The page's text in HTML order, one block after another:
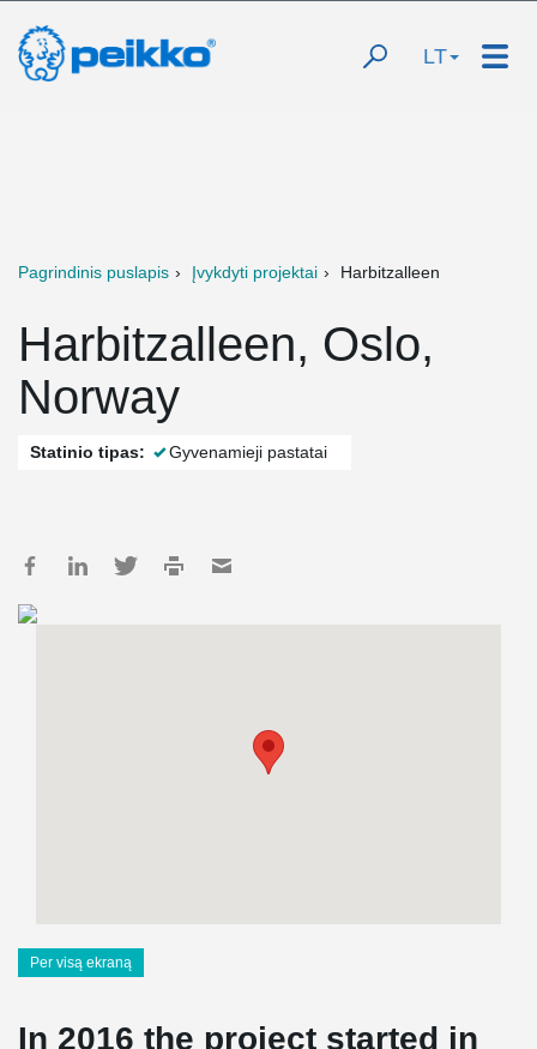
LT
Pagrindinis puslapis Įvykdyti projektai Harbitzalleen
Harbitzalleen, Oslo,
Norway
Statinio tipas: Gyvenamieji pastatai
Per visą ekraną
In 2016 the project started in